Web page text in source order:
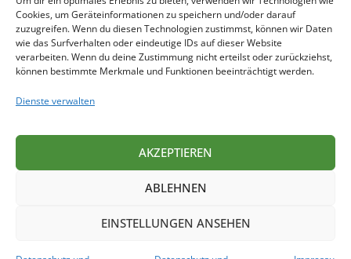
Cookies, um Geräteinformationen zu speichern und/oder darauf
zuzugreifen. Wenn du diesen Technologien zustimmst, können wir Daten
wie das Surfverhalten oder eindeutige IDs auf dieser Website
verarbeiten. Wenn du deine Zustimmung nicht erteilst oder zurückziehst,
können bestimmte Merkmale und Funktionen beeinträchtigt werden.
Dienste verwalten
AKZEPTIEREN
ABLEHNEN
EINSTELLUNGEN ANSEHEN
Januar 2023
Dezember 2022
Oktober 2022
September 2022
Juli 2022
Juni 2022